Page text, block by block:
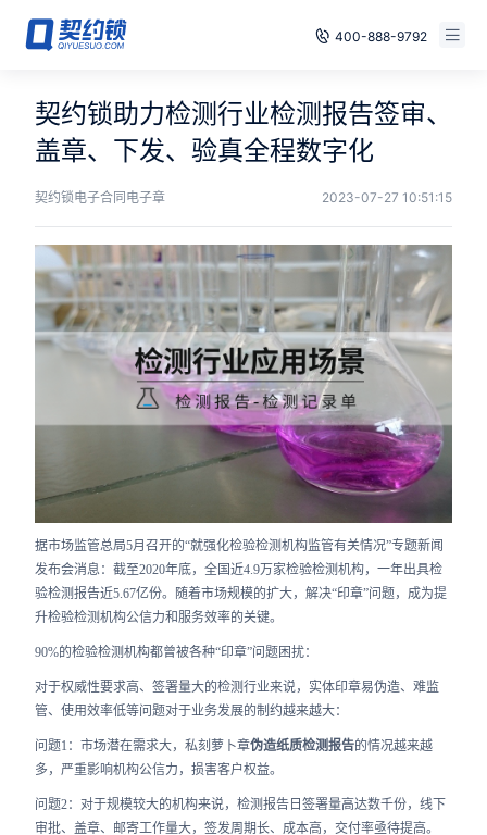
400-888-9792
电子签章
印章管控
数字存档
安全合规
方案
合作
我们
免费试用
已有账号，登录
契约锁助力检测行业检测报告签审、
盖章、下发、验真全程数字化
契约锁电子合同电子章 2023-07-27 10:51:15
据市场监管总局5月召开的“就强化检验检测机构监管有关情况”专题新闻
发布会消息：截至2020年底，全国近4.9万家检验检测机构，一年出具检
验检测报告近5.67亿份。随着市场规模的扩大，解决“印章”问题，成为提
升检验检测机构公信力和服务效率的关键。
90%的检验检测机构都曾被各种“印章”问题困扰：
对于权威性要求高、签署量大的检测行业来说，实体印章易伪造、难监
管、使用效率低等问题对于业务发展的制约越来越大：
问题1：市场潜在需求大，私刻萝卜章伪造纸质检测报告的情况越来越
多，严重影响机构公信力，损害客户权益。
问题2：对于规模较大的机构来说，检测报告日签署量高达数千份，线下
审批、盖章、邮寄工作量大，签发周期长、成本高，交付率亟待提高。